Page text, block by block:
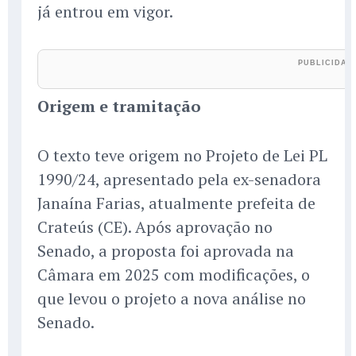
já entrou em vigor.
Origem e tramitação
O texto teve origem no Projeto de Lei PL
1990/24, apresentado pela ex-senadora
Janaína Farias, atualmente prefeita de
Crateús (CE). Após aprovação no
Senado, a proposta foi aprovada na
Câmara em 2025 com modificações, o
que levou o projeto a nova análise no
Senado.